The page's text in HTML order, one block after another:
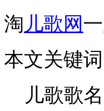
淘 儿歌网
本文关键词
儿歌歌